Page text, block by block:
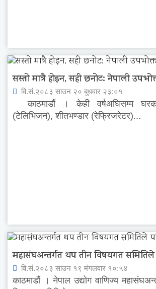
सस्तो मात्रै होइन, सही छनोट: नेपाली
वि.सं.२०८३ साउन २० बुधवार २३:०१
काठमाडौं । केही वर्षअघिसम्म
(टेलिभिजन), शीतभण्डार (रेफ्रिजरेटर)...
महासंघअन्तर्गत थप तीन विषयगत समितिले
वि.सं.२०८३ साउन १९ मंगलवार १०:५४
काठमाडौं । नेपाल उद्योग वाणिज्य